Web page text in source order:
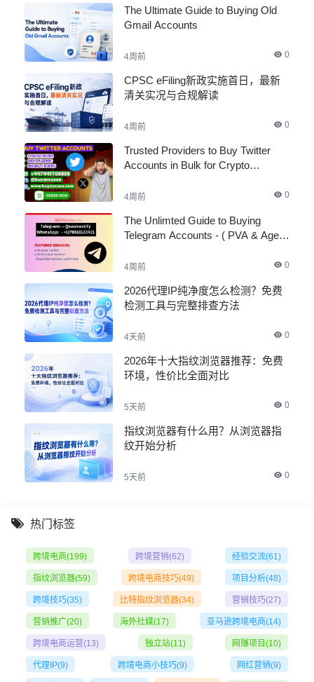
The Ultimate Guide to Buying Old
Gmail Accounts
4周前 0
CPSC eFiling新政实施首日，最新
清关实况与合规解读
4周前 0
Trusted Providers to Buy Twitter
Accounts in Bulk for Crypto
4周前 0
The Unlimted Guide to Buying
Telegram Accounts - ( PVA & Aged
4周前 0
2026代理IP纯净度怎么检测？免费
检测工具与完整排查方法
4天前 0
2026年十大指纹浏览器推荐：免费
环境，性价比全面对比
5天前 0
指纹浏览器有什么用？从浏览器指
纹开始分析
5天前 0
热门标签
跨境电商(199) 跨境营销(62) 经验交流(61)
指纹浏览器(59) 跨境电商技巧(49) 项目分析(48)
跨境技巧(35) 比特指纹浏览器(34) 营销技巧(27)
营销推广(20) 海外社媒(17) 亚马逊跨境电商(14)
跨境电商运营(13) 独立站(11) 网赚项目 (10)
代理IP(9) 跨境电商小技巧(9) 网红营销(9)